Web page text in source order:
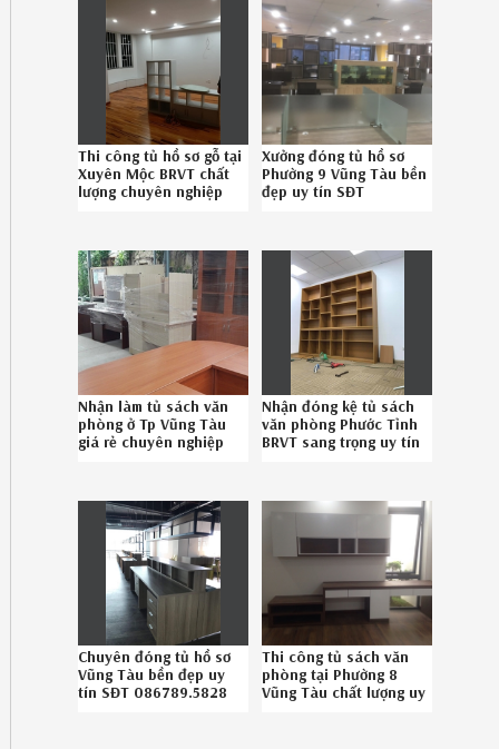
Thi công tủ hồ sơ gỗ tại
Xuyên Mộc BRVT chất
lượng chuyên nghiệp
Xưởng đóng tủ hồ sơ
Phường 9 Vũng Tàu bền
đẹp uy tín SĐT
Nhận làm tủ sách văn
phòng ở Tp Vũng Tàu
giá rẻ chuyên nghiệp
Nhận đóng kệ tủ sách
văn phòng Phước Tỉnh
BRVT sang trọng uy tín
Chuyên đóng tủ hồ sơ
Vũng Tàu bền đẹp uy
tín SĐT 086789.5828
Thi công tủ sách văn
phòng tại Phường 8
Vũng Tàu chất lượng uy